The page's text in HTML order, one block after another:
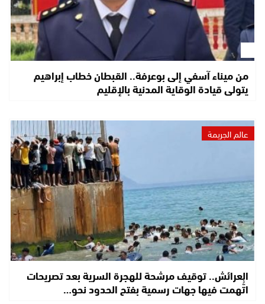
من ميناء آسفي إلى بوعرفة.. القبطان خطاب إبراهيم
يتولى قيادة الوقاية المدنية بالإقليم
عالم الجريمة
العرائش.. توقيف مرشحة للهجرة السرية بعد تصريحات
اتُّهمت فيها جهات رسمية بفتح الحدود نحو…